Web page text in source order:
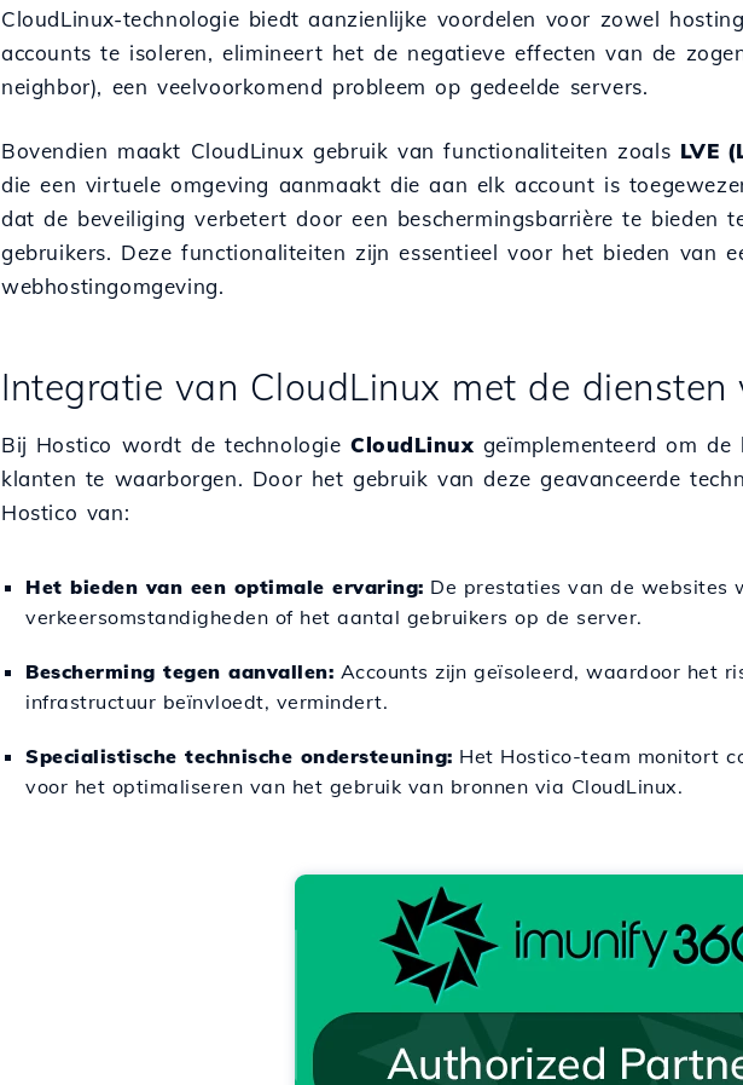
CloudLinux-technologie biedt aanzienlijke voordelen voor zowel
accounts te isoleren, elimineert het de negatieve effecten van de
neighbor), een veelvoorkomend probleem op gedeelde servers.
Bovendien maakt CloudLinux gebruik van functionaliteiten zoals LVE
die een virtuele omgeving aanmaakt die aan elk account is
dat de beveiliging verbetert door een beschermingsbarrière te bieden
gebruikers. Deze functionaliteiten zijn essentieel voor het bieden van
webhostingomgeving.
Integratie van CloudLinux met de diensten
Bij Hostico wordt de technologieCloudLinux geïmplementeerd om
klanten te waarborgen. Door het gebruik van deze geavanceerde
Hostico van:
Het bieden van een optimale ervaring: De prestaties van de websites
verkeersomstandigheden of het aantal gebruikers op de server.
Bescherming tegen aanvallen: Accounts zijn geïsoleerd, waardoor het
infrastructuur beïnvloedt, vermindert.
Specialistische technische ondersteuning: Het Hostico-team monitort
voor het optimaliseren van het gebruik van bronnen via CloudLinux.